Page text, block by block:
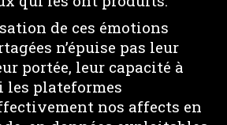
de ces émotions
n’épuise pas leur
portée, leur capacité à
les plateformes
nos affects en